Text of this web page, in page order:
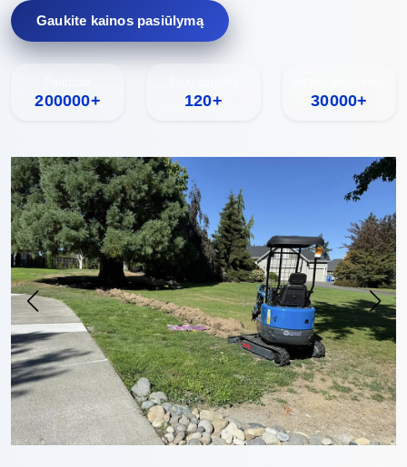
Gaukite kainos pasiūlymą
200000+ 120+ 30000+